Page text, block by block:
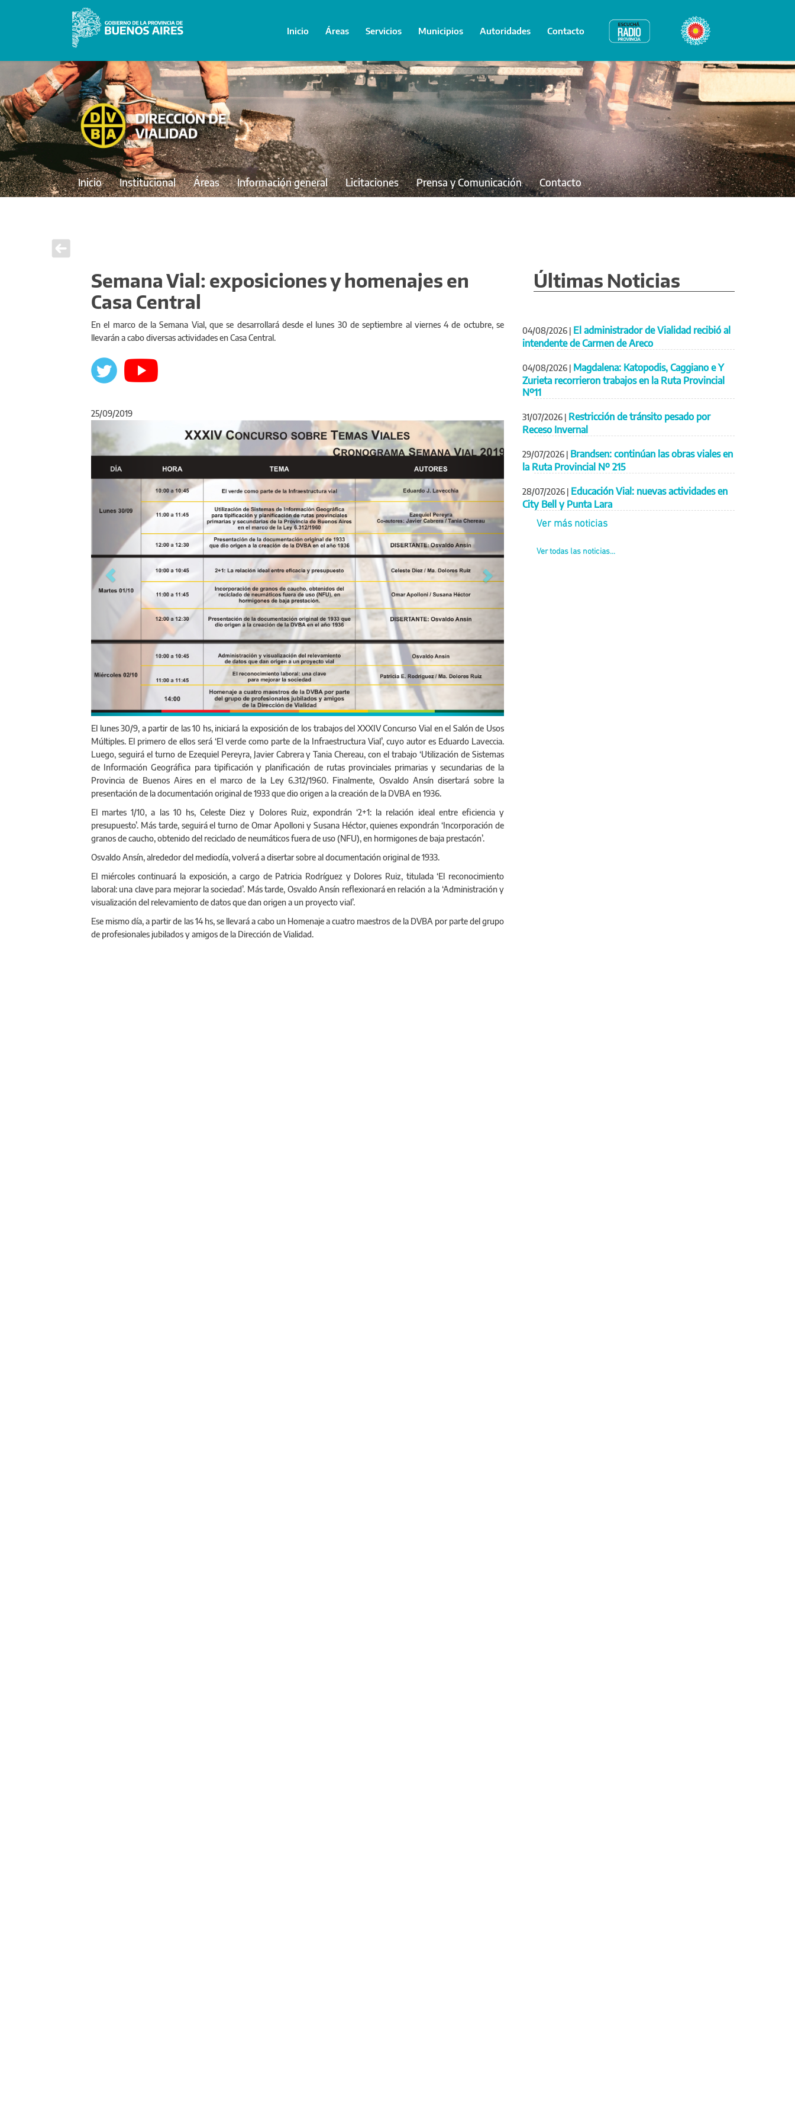
Inicio Áreas Servicios Municipios Autoridades Contacto Radio Provincia Bicentenario
Inicio Institucional Áreas Información general Licitaciones Prensa y Comunicación Contacto
Semana Vial: exposiciones y homenajes en
Casa Central
En el marco de la Semana Vial, que se desarrollará desde el lunes 30 de septiembre al viernes 4 de octubre, se
llevarán a cabo diversas actividades en Casa Central.
25/09/2019
Siguiente
El lunes 30/9, a partir de las 10 hs, iniciará la exposición de los trabajos del XXXIV Concurso Vial en el Salón de Usos
Múltiples. El primero de ellos será ‘El verde como parte de la Infraestructura Vial’, cuyo autor es Eduardo Laveccia.
Luego, seguirá el turno de Ezequiel Pereyra, Javier Cabrera y Tania Chereau, con el trabajo ‘Utilización de Sistemas
de Información Geográfica para tipificación y planificación de rutas provinciales primarias y secundarias de la
Provincia de Buenos Aires en el marco de la Ley 6.312/1960. Finalmente, Osvaldo Ansín disertará sobre la
presentación de la documentación original de 1933 que dio origen a la creación de la DVBA en 1936.
El martes 1/10, a las 10 hs, Celeste Diez y Dolores Ruiz, expondrán ‘2+1: la relación ideal entre eficiencia y
presupuesto’. Más tarde, seguirá el turno de Omar Apolloni y Susana Héctor, quienes expondrán ‘Incorporación de
granos de caucho, obtenido del reciclado de neumáticos fuera de uso (NFU), en hormigones de baja prestacón’.
Osvaldo Ansín, alrededor del mediodía, volverá a disertar sobre al documentación original de 1933.
El miércoles continuará la exposición, a cargo de Patricia Rodríguez y Dolores Ruiz, titulada ‘El reconocimiento
laboral: una clave para mejorar la sociedad’. Más tarde, Osvaldo Ansín reflexionará en relación a la ‘Administración y
visualización del relevamiento de datos que dan origen a un proyecto vial’.
Ese mismo día, a partir de las 14 hs, se llevará a cabo un Homenaje a cuatro maestros de la DVBA por parte del grupo
de profesionales jubilados y amigos de la Dirección de Vialidad.
Últimas Noticias
04/08/2026 | El administrador de Vialidad recibió al
intendente de Carmen de Areco
04/08/2026 | Magdalena: Katopodis, Caggiano e Y
Zurieta recorrieron trabajos en la Ruta Provincial
Nº11
31/07/2026 | Restricción de tránsito pesado por
Receso Invernal
29/07/2026 | Brandsen: continúan las obras viales en
la Ruta Provincial Nº 215
28/07/2026 | Educación Vial: nuevas actividades en
City Bell y Punta Lara
Ver más noticias
Ver todas las noticias...